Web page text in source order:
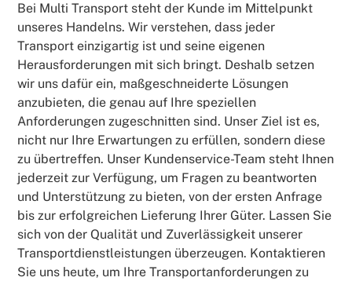
Bei Multi Transport steht der Kunde im Mittelpunkt
unseres Handelns. Wir verstehen, dass jeder
Transport einzigartig ist und seine eigenen
Herausforderungen mit sich bringt. Deshalb setzen
wir uns dafür ein, maßgeschneiderte Lösungen
anzubieten, die genau auf Ihre speziellen
Anforderungen zugeschnitten sind. Unser Ziel ist es,
nicht nur Ihre Erwartungen zu erfüllen, sondern diese
zu übertreffen. Unser Kundenservice-Team steht Ihnen
jederzeit zur Verfügung, um Fragen zu beantworten
und Unterstützung zu bieten, von der ersten Anfrage
bis zur erfolgreichen Lieferung Ihrer Güter. Lassen Sie
sich von der Qualität und Zuverlässigkeit unserer
Transportdienstleistungen überzeugen. Kontaktieren
Sie uns heute, um Ihre Transportanforderungen zu